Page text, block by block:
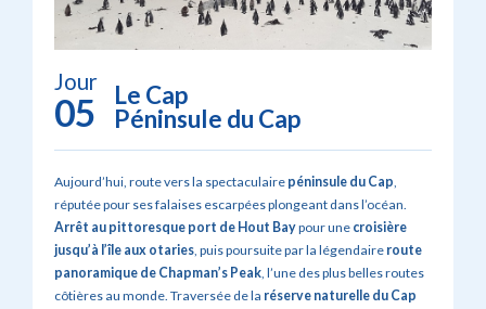
Jour
05
Le Cap
Péninsule du Cap
Aujourd’hui, route vers la spectaculaire péninsule du Cap,
réputée pour ses falaises escarpées plongeant dans l’océan.
Arrêt au pittoresque port de Hout Baypour une croisière
jusqu’à l’île aux otaries, puis poursuite par la légendaire route
panoramique de Chapman’s Peak, l’une des plus belles routes
côtières au monde. Traversée de la réserve naturelle du Cap